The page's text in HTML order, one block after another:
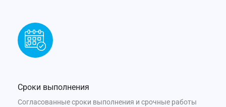
Сроки выполнения
Согласованные сроки выполнения и срочные работы